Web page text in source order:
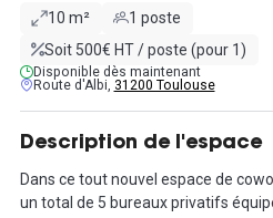
10 m²
1 poste
Soit 500€ HT / poste (pour 1)
Disponible dès maintenant
Route d'Albi, 31200 Toulouse
Description de l'espace
Dans ce tout nouvel espace de
un total de 5 bureaux privatifs